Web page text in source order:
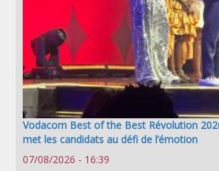
Vodacom Best of the Best Révolution
met les candidats au défi de l’émotion
07/08/2026 - 16:39